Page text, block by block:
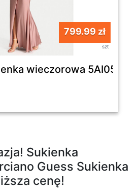
799.99 zł
szt
wieczorowa
Sukienka
Guess Sukienka
cenę!